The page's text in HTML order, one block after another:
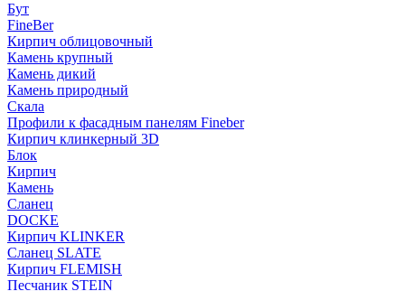
Бут
FineBer
Кирпич облицовочный
Камень крупный
Камень дикий
Камень природный
Скала
Профили к фасадным панелям Fineber
Кирпич клинкерный 3D
Блок
Кирпич
Камень
Сланец
DOCKE
Кирпич KLINKER
Сланец SLATE
Кирпич FLEMISH
Пес­ча­ник STEIN